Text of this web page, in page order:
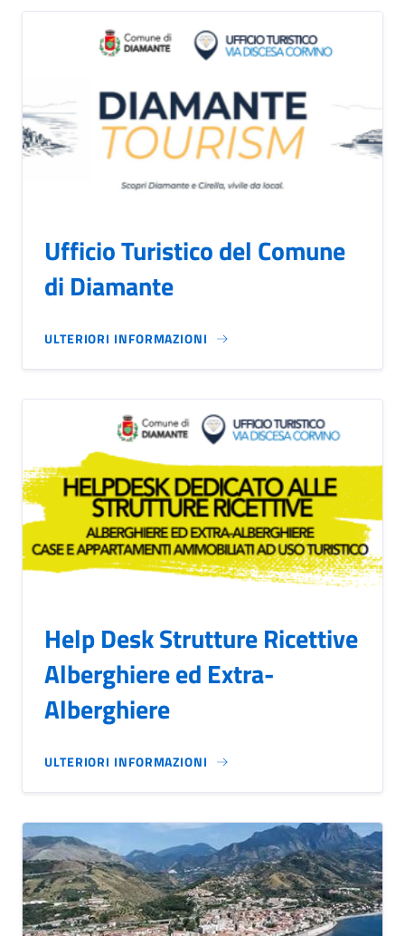
Ufficio Turistico del Comune
di Diamante
ULTERIORI INFORMAZIONI
Help Desk Strutture Ricettive
Alberghiere ed Extra-
Alberghiere
ULTERIORI INFORMAZIONI